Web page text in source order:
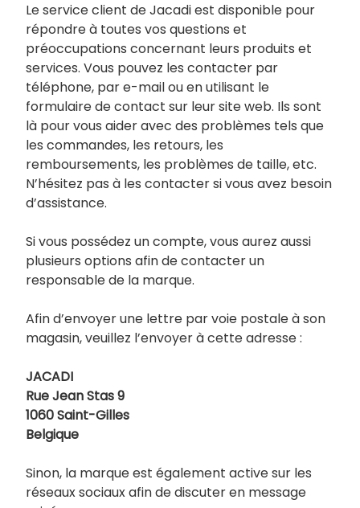
Le service client de Jacadi est disponible pour
répondre à toutes vos questions et
préoccupations concernant leurs produits et
services. Vous pouvez les contacter par
téléphone, par e-mail ou en utilisant le
formulaire de contact sur leur site web. Ils sont
là pour vous aider avec des problèmes tels que
les commandes, les retours, les
remboursements, les problèmes de taille, etc.
N’hésitez pas à les contacter si vous avez besoin
d’assistance.
Si vous possédez un compte, vous aurez aussi
plusieurs options afin de contacter un
responsable de la marque.
Afin d’envoyer une lettre par voie postale à son
magasin, veuillez l’envoyer à cette adresse :
JACADI
Rue Jean Stas 9
1060 Saint-Gilles
Belgique
Sinon, la marque est également active sur les
réseaux sociaux afin de discuter en message